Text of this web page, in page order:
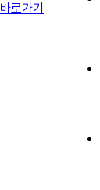
바로가기